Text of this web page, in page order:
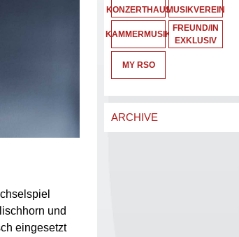
und
eingesetzt
KONZERTHAUSMUSIKVEREIN
KAMMERMUSIK
FREUND/IN
EXKLUSIV
MY RSO
ARCHIVE